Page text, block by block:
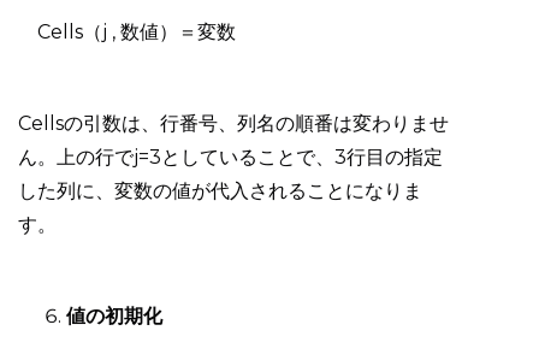
Cells（j , 数値）＝変数
Cellsの引数は、行番号、列名の順番は変わりませ
ん。上の行でj=3としていることで、3行目の指定
した列に、変数の値が代入されることになりま
す。
値の初期化